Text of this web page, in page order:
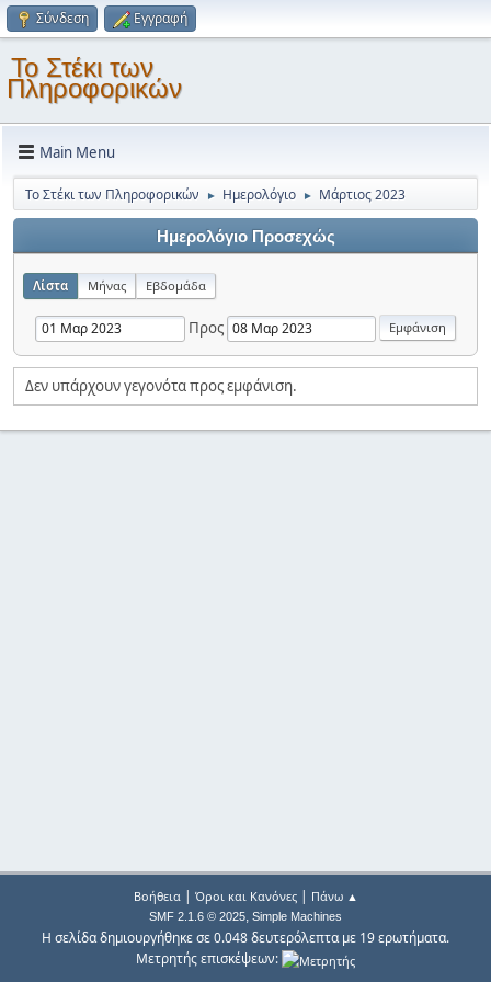
Σύνδεση Εγγραφή
Το Στέκι των
Πληροφορικών
Main Menu
Το Στέκι των Πληροφορικών ► Ημερολόγιο ► Μάρτιος 2023
Ημερολόγιο Προσεχώς
Λίστα Μήνας Εβδομάδα
Προς
Δεν υπάρχουν γεγονότα προς εμφάνιση.
Βοήθεια| Όροι και Κανόνες| Πάνω ▲
SMF 2.1.6 © 2025, Simple Machines
Η σελίδα δημιουργήθηκε σε 0.048 δευτερόλεπτα με 19 ερωτήματα.
Μετρητής επισκέψεων: